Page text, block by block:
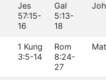
Jes
57:15-
16
Gal
5:13-
18
1 Kung
3:5-14
Rom
8:24-
27